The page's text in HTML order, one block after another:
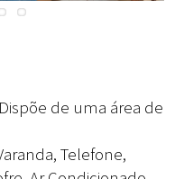
de uma área de
Telefone,